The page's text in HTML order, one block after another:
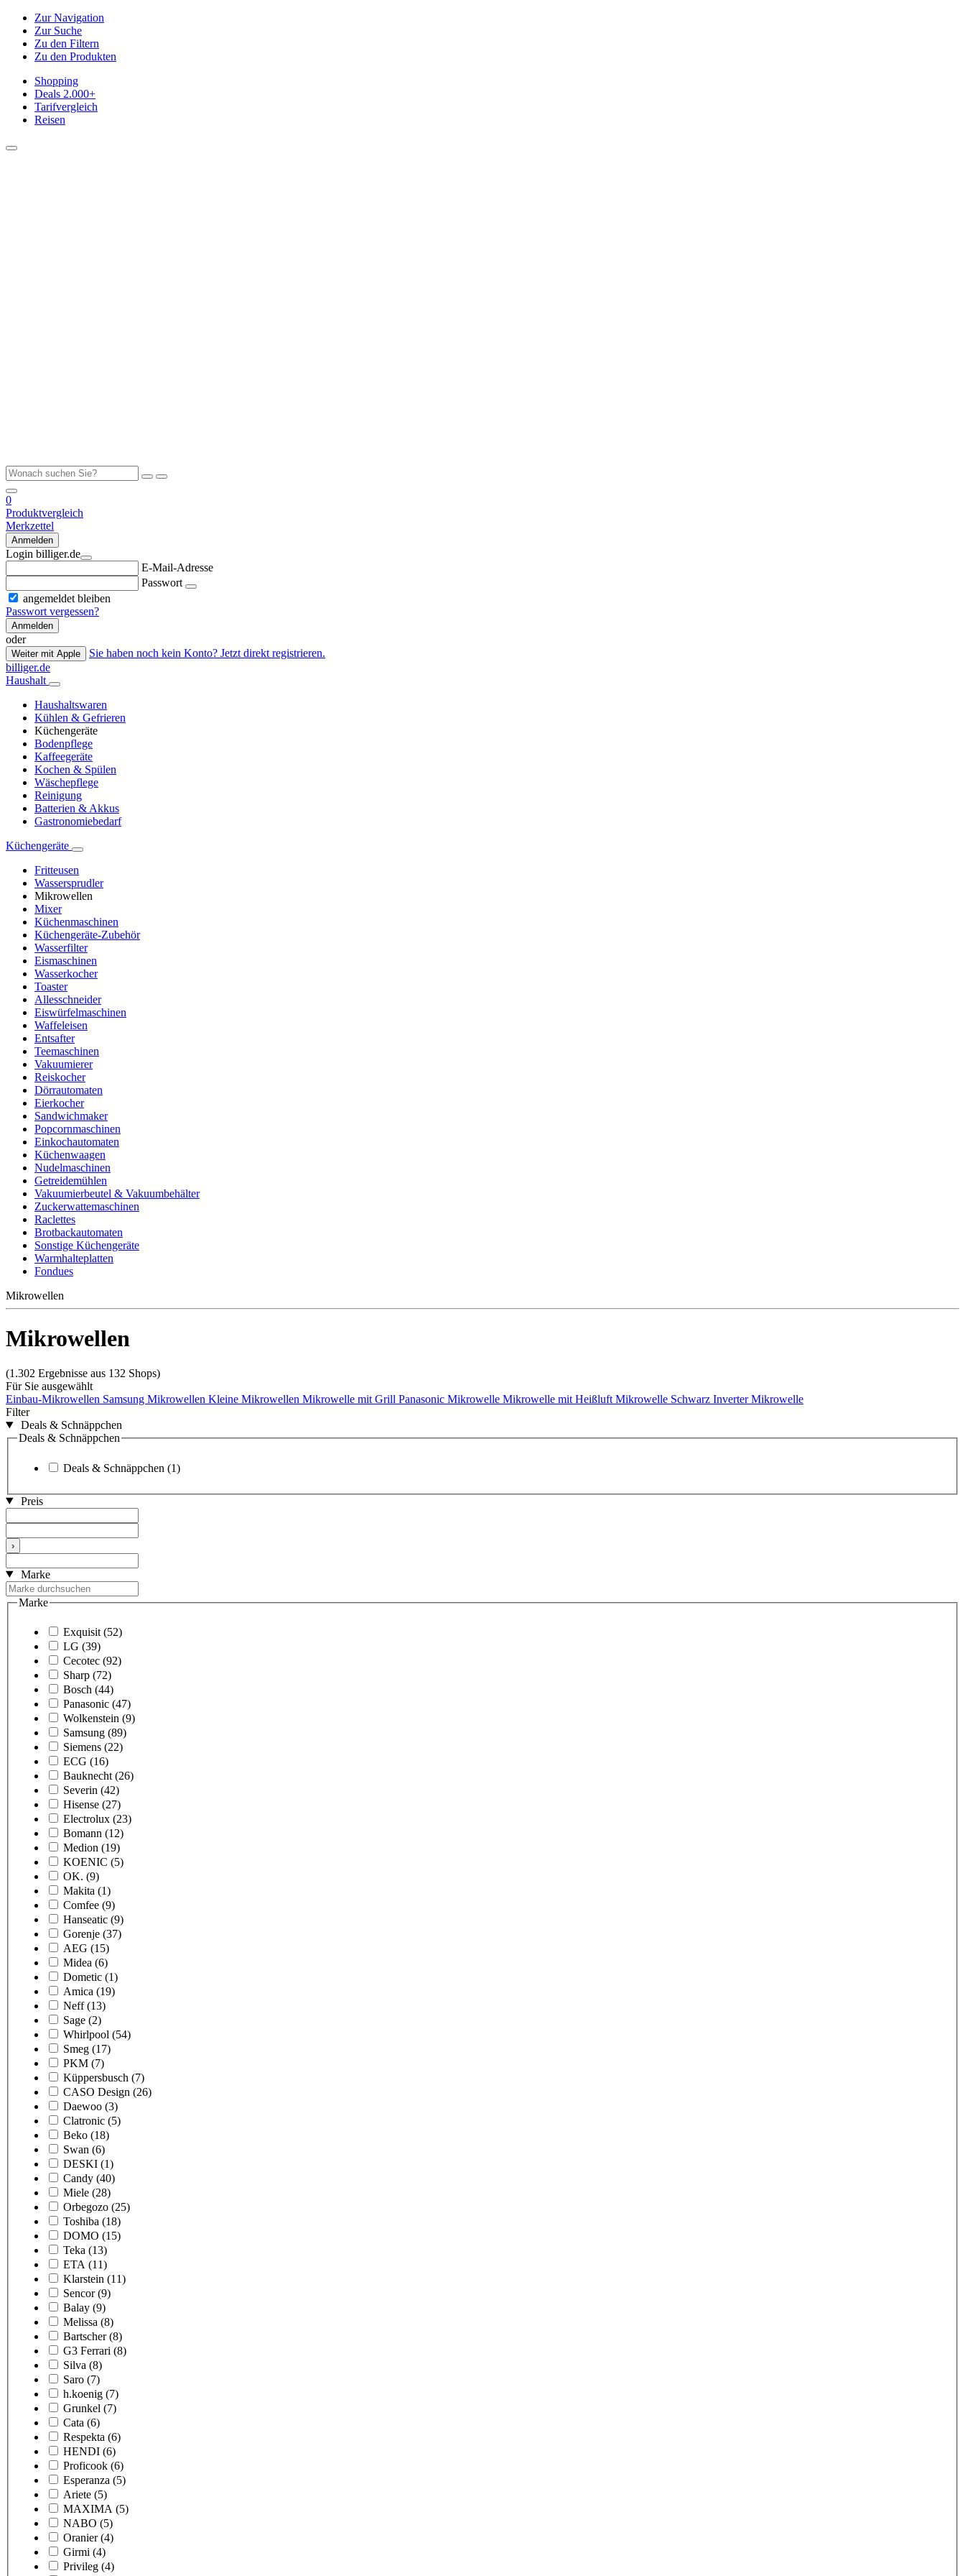
Zur Navigation
Zur Suche
Zu den Filtern
Zu den Produkten
Shopping
Deals 2.000+
Tarifvergleich
Reisen
0
Produktvergleich
Merkzettel
Anmelden
Login billiger.de
E-Mail-Adresse
Passwort
angemeldet bleiben
Passwort vergessen?
Anmelden
oder
Weiter mit Apple
Sie haben noch kein Konto? Jetzt direkt registrieren.
billiger.de
Haushalt
Haushaltswaren
Kühlen & Gefrieren
Küchengeräte
Bodenpflege
Kaffeegeräte
Kochen & Spülen
Wäschepflege
Reinigung
Batterien & Akkus
Gastronomiebedarf
Küchengeräte
Fritteusen
Wassersprudler
Mikrowellen
Mixer
Küchenmaschinen
Küchengeräte-Zubehör
Wasserfilter
Eismaschinen
Wasserkocher
Toaster
Allesschneider
Eiswürfelmaschinen
Waffeleisen
Entsafter
Teemaschinen
Vakuumierer
Reiskocher
Dörrautomaten
Eierkocher
Sandwichmaker
Popcornmaschinen
Einkochautomaten
Küchenwaagen
Nudelmaschinen
Getreidemühlen
Vakuumierbeutel & Vakuumbehälter
Zuckerwattemaschinen
Raclettes
Brotbackautomaten
Sonstige Küchengeräte
Warmhalteplatten
Fondues
Mikrowellen
Mikrowellen
(1.302 Ergebnisse aus 132 Shops)
Für Sie ausgewählt
Einbau-Mikrowellen Samsung Mikrowellen Kleine Mikrowellen Mikrowelle mit Grill Panasonic Mikrowelle Mikrowelle mit Heißluft Mikrowelle Schwarz Inverter Mikrowelle
Filter
Deals & Schnäppchen
Deals & Schnäppchen
Deals & Schnäppchen (1)
Preis
›
Marke
Marke
Exquisit (52)
LG (39)
Cecotec (92)
Sharp (72)
Bosch (44)
Panasonic (47)
Wolkenstein (9)
Samsung (89)
Siemens (22)
ECG (16)
Bauknecht (26)
Severin (42)
Hisense (27)
Electrolux (23)
Bomann (12)
Medion (19)
KOENIC (5)
OK. (9)
Makita (1)
Comfee (9)
Hanseatic (9)
Gorenje (37)
AEG (15)
Midea (6)
Dometic (1)
Amica (19)
Neff (13)
Sage (2)
Whirlpool (54)
Smeg (17)
PKM (7)
Küppersbusch (7)
CASO Design (26)
Daewoo (3)
Clatronic (5)
Beko (18)
Swan (6)
DESKI (1)
Candy (40)
Miele (28)
Orbegozo (25)
Toshiba (18)
DOMO (15)
Teka (13)
ETA (11)
Klarstein (11)
Sencor (9)
Balay (9)
Melissa (8)
Bartscher (8)
G3 Ferrari (8)
Silva (8)
Saro (7)
h.koenig (7)
Grunkel (7)
Cata (6)
Respekta (6)
HENDI (6)
Proficook (6)
Esperanza (5)
Ariete (5)
MAXIMA (5)
NABO (5)
Oranier (4)
Girmi (4)
Privileg (4)